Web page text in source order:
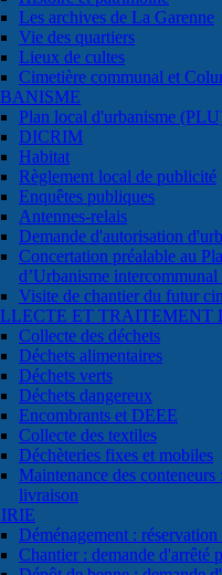
Les archives de La Garenne
Vie des quartiers
Lieux de cultes
Cimetière communal et
Plan local d'urbanisme
DICRIM
Habitat
Règlement local de publicité
Enquêtes publiques
Antennes-relais
Demande d'autorisation
Concertation préalable au
d’Urbanisme
Visite de chantier du futur
ET TRAITEMENT
Collecte des déchets
Déchets alimentaires
Déchets verts
Déchets dangereux
Encombrants et DEEE
Collecte des textiles
Déchèteries fixes et mobiles
Maintenance des conteneurs
livraison
Déménagement :
Chantier : demande d'arrêté